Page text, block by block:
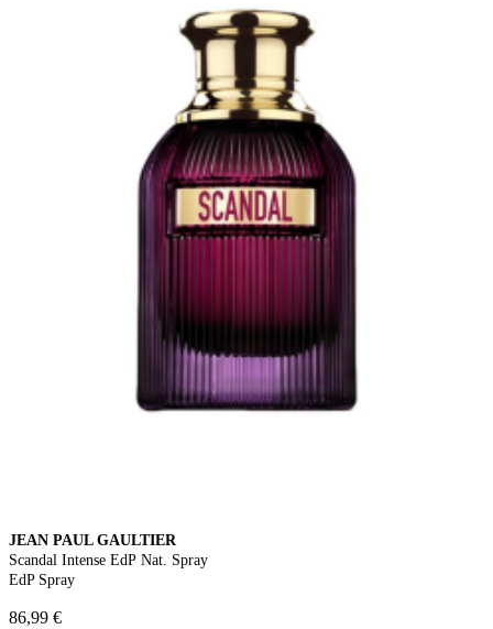
JEAN PAUL GAULTIER
Scandal Intense EdP Nat. Spray
EdP Spray
86,99 €